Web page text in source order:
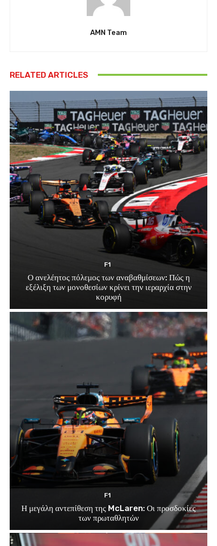
AMN Team
RELATED ARTICLES
F1
Ο ανελέητος πόλεμος των αναβαθμίσεων: Πώς η
εξέλιξη των μονοθεσίων κρίνει την ιεραρχία στην
κορυφή
F1
Η μεγάλη αντεπίθεση της McLaren: Οι προσδοκίες
των πρωταθλητών